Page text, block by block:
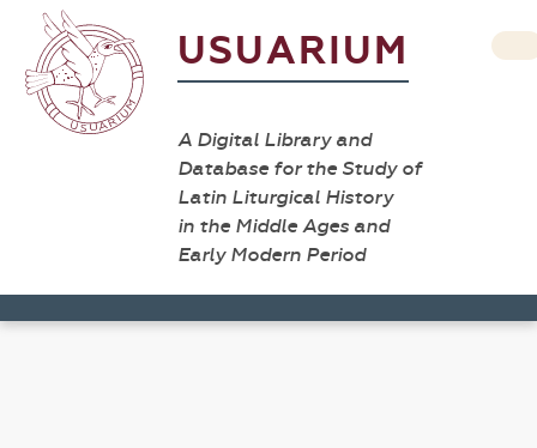
USUARIUM
A Digital Library and
Database for the Study of
Latin Liturgical History
in the Middle Ages and
Early Modern Period